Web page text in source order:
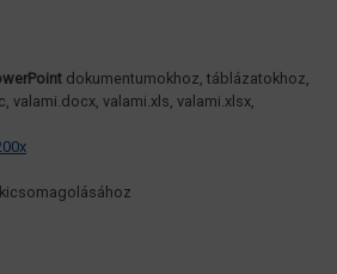
dokumentumokhoz, táblázatokhoz,
valami.docx, valami.xls, valami.xlsx,